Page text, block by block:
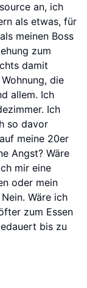
an, ich
als etwas, für
meinen Boss
zum
damit
die
allem. Ich
Ich
so davor
meine 20er
Angst? Wäre
mir eine
oder mein
Wäre ich
zum Essen
bis zu